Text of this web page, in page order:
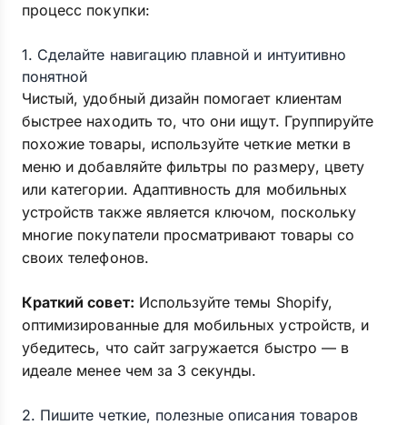
процесс покупки:
1. Сделайте навигацию плавной и интуитивно
понятной
Чистый, удобный дизайн помогает клиентам
быстрее находить то, что они ищут. Группируйте
похожие товары, используйте четкие метки в
меню и добавляйте фильтры по размеру, цвету
или категории. Адаптивность для мобильных
устройств также является ключом, поскольку
многие покупатели просматривают товары со
своих телефонов.
Краткий совет: Используйте темы Shopify,
оптимизированные для мобильных устройств, и
убедитесь, что сайт загружается быстро — в
идеале менее чем за 3 секунды.
2. Пишите четкие, полезные описания товаров